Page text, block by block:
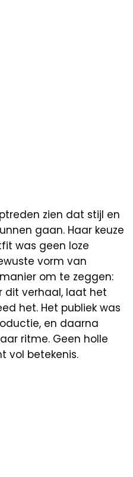
zien dat stijl en
gaan. Haar keuze
was geen loze
vorm van
om te zeggen:
dit verhaal, laat het
het. Het publiek was
en daarna
ritme. Geen holle
vol betekenis.